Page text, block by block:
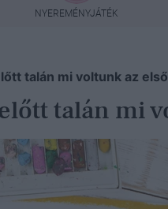
NYEREMÉNYJÁTÉK
talán mi voltunk az
talán mi